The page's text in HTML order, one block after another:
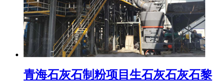
青海石灰石制粉项目生石灰石灰石黎